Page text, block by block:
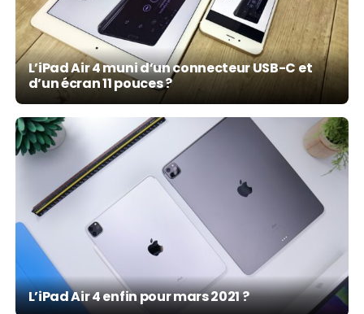
L’iPad Air 4 muni d’un connecteur USB-C et
d’un écran 11 pouces ?
L’iPad Air 4 enfin pour mars 2021 ?